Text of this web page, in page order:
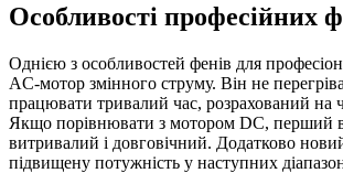
Особливості професійних
Однією з особливостей фенів для
AC-мотор змінного струму. Він не
працювати тривалий час, розрахований на
Якщо порівнювати з мотором DC, перший
витривалий і довговічний. Додатково
підвищену потужність у наступних